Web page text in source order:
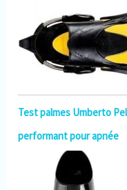
Test palmes Umberto
performant pour apnée